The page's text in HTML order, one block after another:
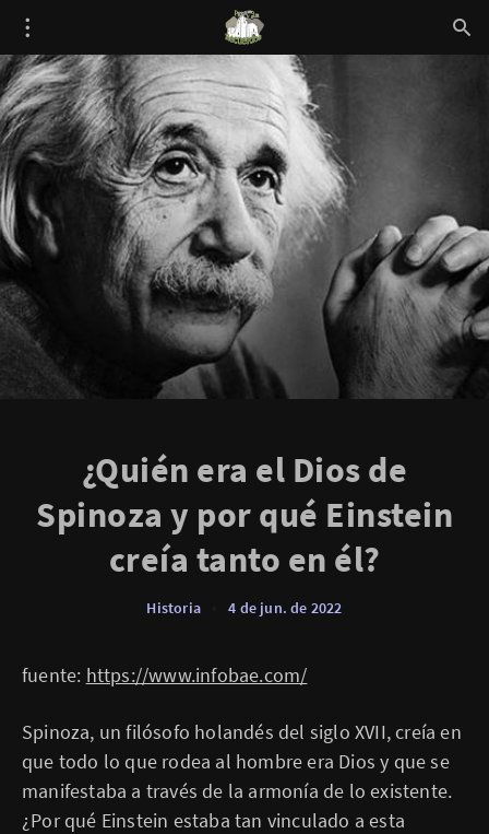
¿Quién era el Dios de
Spinoza y por qué Einstein
creía tanto en él?
Historia 4 de jun. de 2022
fuente: https://www.infobae.com/
Spinoza, un filósofo holandés del siglo XVII, creía en
que todo lo que rodea al hombre era Dios y que se
manifestaba a través de la armonía de lo existente.
¿Por qué Einstein estaba tan vinculado a esta